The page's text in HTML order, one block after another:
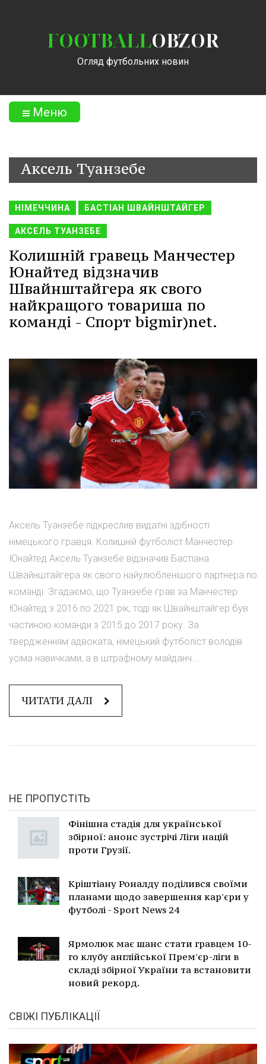
FOOTBALLOBZOR
Огляд футбольних новин
Меню
Аксель Туанзебе
НІМЕЧЧИНА БАСТІАН ШВАЙНШТАЙГЕР
АКСЕЛЬ ТУАНЗЕБЕ
Колишній гравець Манчестер
Юнайтед відзначив
Швайнштайгера як свого
найкращого товариша по
команді - Спорт bigmir)net.
Аксель Туанзебе підкреслив видатні здібності
німецького гравця. Колишній футболіст Манчестер
Юнайтед Аксель Туанзебе відзначив Бастіана
Швайнштайгера як свого найулюбленішого партнера по
команді. Згадаємо, що Туанзебе грав за Манчестер
Юнайтед з 2016 по 2021 рік, тоді як Швайнштайгер був
частиною команди з 2015 до 2017 року. За
твердженням адвоката, німецький футболіст володів
усіма навичками, а в штрафному майданч...
ЧИТАТИ ДАЛІ
НЕ ПРОПУСТІТЬ
Фінішна стадія для української
збірної: анонс зустрічі Ліги націй
проти Грузії.
Кріштіану Роналду поділився своїми
планами щодо завершення кар'єри у
футболі - Sport News 24
Ярмолюк має шанс стати гравцем 10-
го клубу англійської Прем'єр-ліги в
складі збірної України та встановити
новий рекорд.
СВІЖІ ПУБЛІКАЦІЇ